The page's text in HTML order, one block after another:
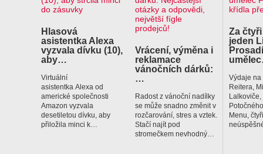
Hlasová
asistentka Alexa
vyzvala dívku (10),
aby…
Virtuální
asistentka Alexa od
americké společnosti
Amazon vyzvala
desetiletou dívku, aby
přiložila minci k…
Vrácení, výměna i
reklamace
vánočních dárků:
…
Radost z vánoční nadílky
se může snadno změnit v
rozčarování, stres a vztek.
Stačí najít pod
stromečkem nevhodný…
Za
jeden
Výdaje na
Reitera,
Menu,